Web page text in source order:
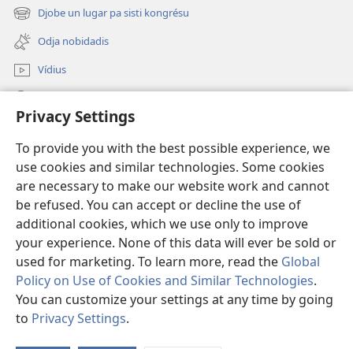
Privacy Settings
To provide you with the best possible experience, we
use cookies and similar technologies. Some cookies
are necessary to make our website work and cannot
be refused. You can accept or decline the use of
additional cookies, which we use only to improve
your experience. None of this data will ever be sold or
used for marketing. To learn more, read the Global
Policy on Use of Cookies and Similar Technologies.
You can customize your settings at any time by going
to Privacy Settings.
un
janéla
novu)
Djobe un lugar pa sisti kongrésu
(abri
un
janéla
novu)
Odja nobidadis
Vídius
(abri
janéla
novu)
Bibliotéka na internet
(abri
un
janéla JW Hub ®
(abri
un
janéla
novu)
Copyright© 2026 Watch Tower Bible and Tract Society of Pennsylvania.
RÉGRAS DI UZU|RÉGRAS DI PRIVASIDADI